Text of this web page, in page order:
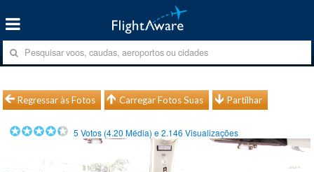
Regressar às Fotos Carregar Fotos Suas Partilhar
5 Votos (4.20 Média) e2.146 Visualizações